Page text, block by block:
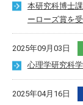
本研究科博士
ーローズ賞を
2025年09月03日
心理学研究科
2025年04月16日